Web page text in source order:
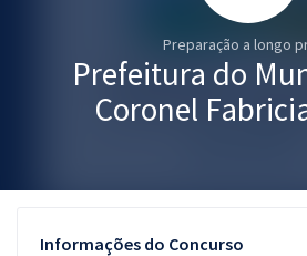
Graduação
Preparação a longo
Prefeitura do
Coronel
Informações do Concurso